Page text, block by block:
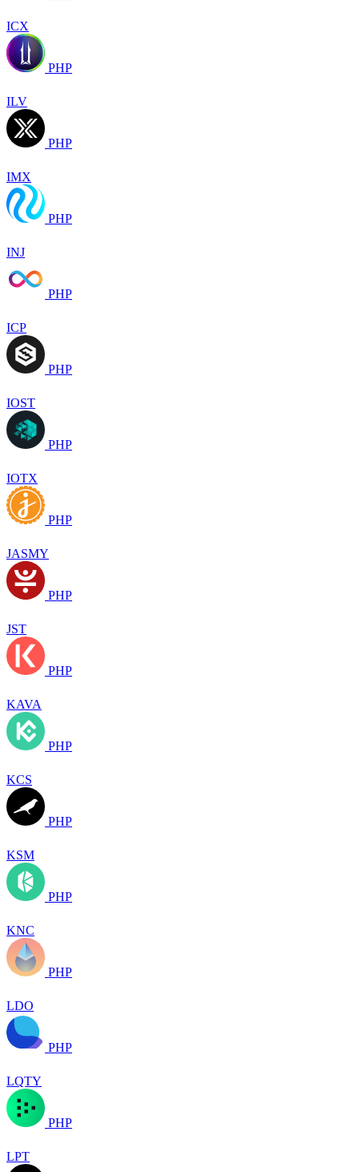
ICX
PHP
ILV
PHP
IMX
PHP
INJ
PHP
ICP
PHP
IOST
PHP
IOTX
PHP
JASMY
PHP
JST
PHP
KAVA
PHP
KCS
PHP
KSM
PHP
KNC
PHP
LDO
PHP
LQTY
PHP
LPT